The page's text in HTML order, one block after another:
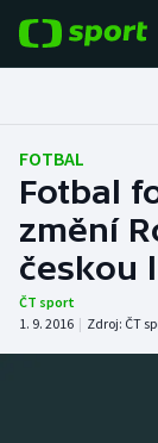
Fotbal
Hokej
Tenis
Atletika
FOTBAL
Fotbal
změní
českou
ČT sport
1. 9. 2016 | Zdroj: ČT